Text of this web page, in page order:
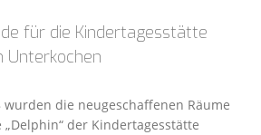
für die Kindertagesstätte
Unterkochen
wurden die neugeschaffenen Räume
der Kindertagesstätte